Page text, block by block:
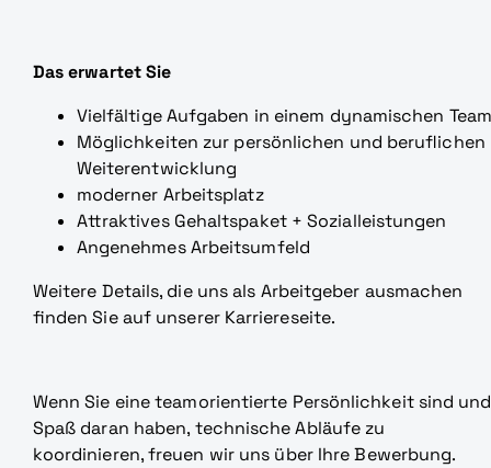
Das erwartet Sie
Vielfältige Aufgaben in einem dynamischen Team
Möglichkeiten zur persönlichen und beruflichen
Weiterentwicklung
moderner Arbeitsplatz
Attraktives Gehaltspaket + Sozialleistungen
Angenehmes Arbeitsumfeld
Weitere Details, die uns als Arbeitgeber ausmachen
finden Sie auf unserer Karriereseite.
Wenn Sie eine teamorientierte Persönlichkeit sind und
Spaß daran haben, technische Abläufe zu
koordinieren, freuen wir uns über Ihre Bewerbung.